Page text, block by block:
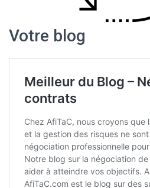
Votre blog